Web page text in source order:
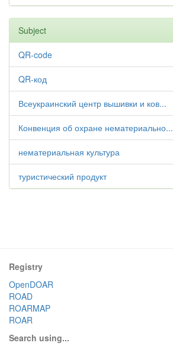
Subject
QR-code
QR-код
Всеукраинский центр вышивки и ков...
Конвенция об охране нематериально...
нематериальная культура
туристический продукт
Registry
OpenDOAR
ROAD
ROARMAP
ROAR
Search using...